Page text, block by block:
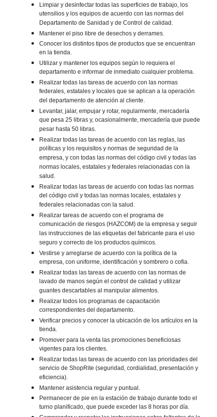
Limpiar y desinfectar todas las superficies de trabajo, los
utensilios y los equipos de acuerdo con las normas del
Departamento de Sanidad y de Control de calidad.
Mantener el piso libre de desechos y derrames.
Conocer los distintos tipos de productos que se encuentran
en la tienda.
Utilizar y mantener los equipos según lo requiera el
departamento e informar de inmediato cualquier problema.
Realizar todas las tareas de acuerdo con las normas
federales, estatales y locales que se aplican a la operación
del departamento de atención al cliente.
Levantar, jalar, empujar y rotar, regularmente, mercadería
que pesa 25 libras y, ocasionalmente, mercadería que puede
pesar hasta 50 libras.
Realizar todas las tareas de acuerdo con las reglas, las
políticas y los requisitos y normas de seguridad de la
empresa, y con todas las normas del código civil y todas las
normas locales, estatales y federales relacionadas con la
salud.
Realizar todas las tareas de acuerdo con todas las normas
del código civil y todas las normas locales, estatales y
federales relacionadas con la salud.
Realizar tareas de acuerdo con el programa de
comunicación de riesgos (HAZCOM) de la empresa y seguir
las instrucciones de las etiquetas del fabricante para el uso
seguro y correcto de los productos químicos.
Vestirse y arreglarse de acuerdo con la política de la
empresa, con uniforme, identificación y sombrero o cofia.
Realizar todas las tareas de acuerdo con las normas de
lavado de manos según el control de calidad y utilizar
guantes descartables al manipular alimentos.
Realizar todos los programas de capacitación
correspondientes del departamento.
Verificar precios y conocer la ubicación de los artículos en la
tienda.
Promover para la venta las promociones beneficiosas
vigentes para los clientes.
Realizar todas las tareas de acuerdo con las prioridades del
servicio de ShopRite (seguridad, cordialidad, presentación y
eficiencia).
Mantener asistencia regular y puntual.
Permanecer de pie en la estación de trabajo durante todo el
turno planificado, que puede exceder las 8 horas por día.